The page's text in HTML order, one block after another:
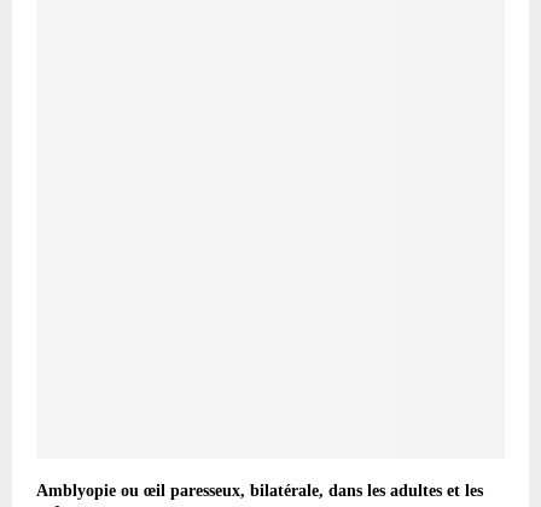
Amblyopie ou œil paresseux, bilatérale, dans les adultes et les